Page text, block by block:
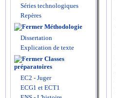
Séries technologiques
Repères
Méthodologie
Dissertation
Explication de texte
Classes
préparatoires
EC2 - Juger
ECG1 et ECT1